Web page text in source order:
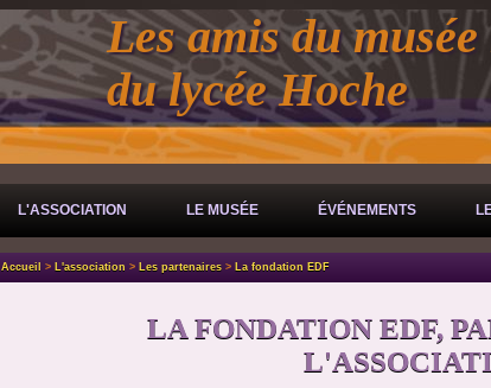
Les amis du
du lycée Hoche
L'ASSOCIATION LE MUSÉE ÉVÉNEMENTS
Accueil > L'association > Les partenaires > La fondation EDF
LA FONDATION EDF,